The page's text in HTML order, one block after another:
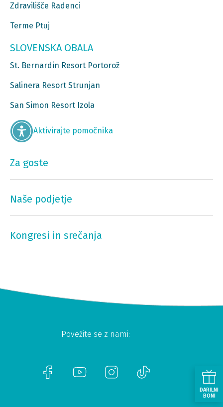
Zdravilišče Radenci
Terme Ptuj
SLOVENSKA OBALA
St. Bernardin Resort Portorož
Salinera Resort Strunjan
San Simon Resort Izola
Aktivirajte pomočnika
Za goste
Naše podjetje
Kongresi in srečanja
Povežite se z nami:
DARILNI
BONI